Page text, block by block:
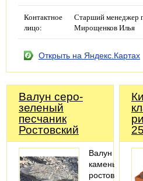
Контактное
лицо:
Старший менеджер
Мирощенков Илья
Открыть на Яндекс.Картах
Валун серо-
зеленый
песчаник
Ростовский
Валун
камень
ростовский